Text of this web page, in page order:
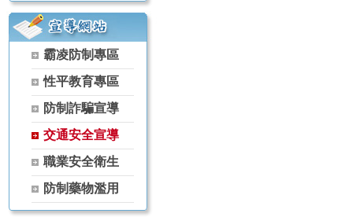
【115學年度升學榜單】恭喜 家政科 陳葦婕【獨招】錄取 國立暨
【115學年度升學榜單】恭喜 家政科 陳啟恒【獨招】錄取 國立暨
【115學年度升學榜單】恭喜 園藝科 李思華【獨招】錄取 國立暨
【115學年度升學榜單】恭喜 家政科 古羽涵【獨招】錄取 彰化師
【115學年度升學榜單】恭喜 家政科 潘曉婷【獨招】錄取 國立暨
【115學年度升學榜單】恭喜 家政科 羅芷晴【獨招】錄取 國立暨
【115學年度升學榜單】恭喜 茶葉技術科 林天賜【獨招】錄取 國
【115學年度升學榜單】恭喜 茶葉技術科 林天賦【獨招】錄取 國
【115學年度升學榜單】恭喜 家政科 黃芊蓓【獨招】錄取 國立臺
【115學年度升學榜單】恭喜 茶葉技術科 林天賦【獨招】錄取 國
【115學年度升學榜單】恭喜 茶葉技術科 黃冠宇【獨招】錄取 國
【115學年度升學榜單】恭喜 空間測繪科 賈芳伊【獨招】錄取 國
霸凌防制專區
性平教育專區
防制詐騙宣導
交通安全宣導
職業安全衛生
防制藥物濫用